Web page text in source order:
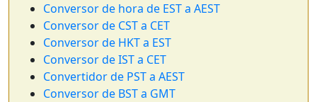
Conversor de hora de EST a AEST
Conversor de CST a CET
Conversor de HKT a EST
Conversor de IST a CET
Convertidor de PST a AEST
Conversor de BST a GMT